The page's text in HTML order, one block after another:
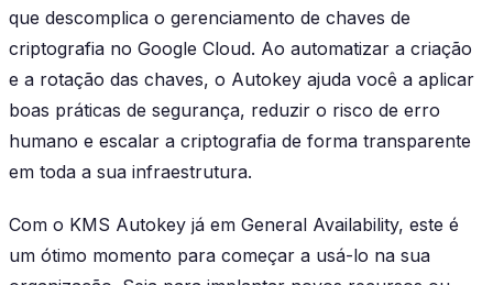
que descomplica o gerenciamento de chaves de
criptografia no Google Cloud. Ao automatizar a criação
e a rotação das chaves, o Autokey ajuda você a aplicar
boas práticas de segurança, reduzir o risco de erro
humano e escalar a criptografia de forma transparente
em toda a sua infraestrutura.
Com o KMS Autokey já em General Availability, este é
um ótimo momento para começar a usá-lo na sua